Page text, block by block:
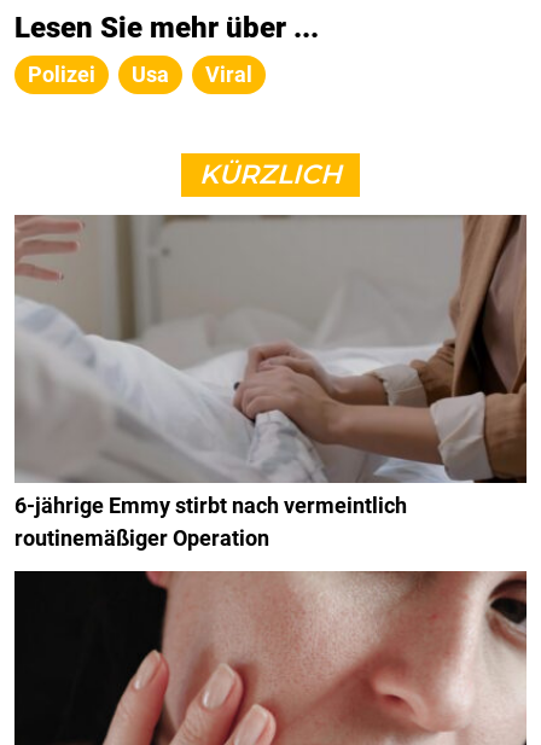
Lesen Sie mehr über ...
Polizei Usa Viral
KÜRZLICH
6-jährige Emmy stirbt nach vermeintlich
routinemäßiger Operation